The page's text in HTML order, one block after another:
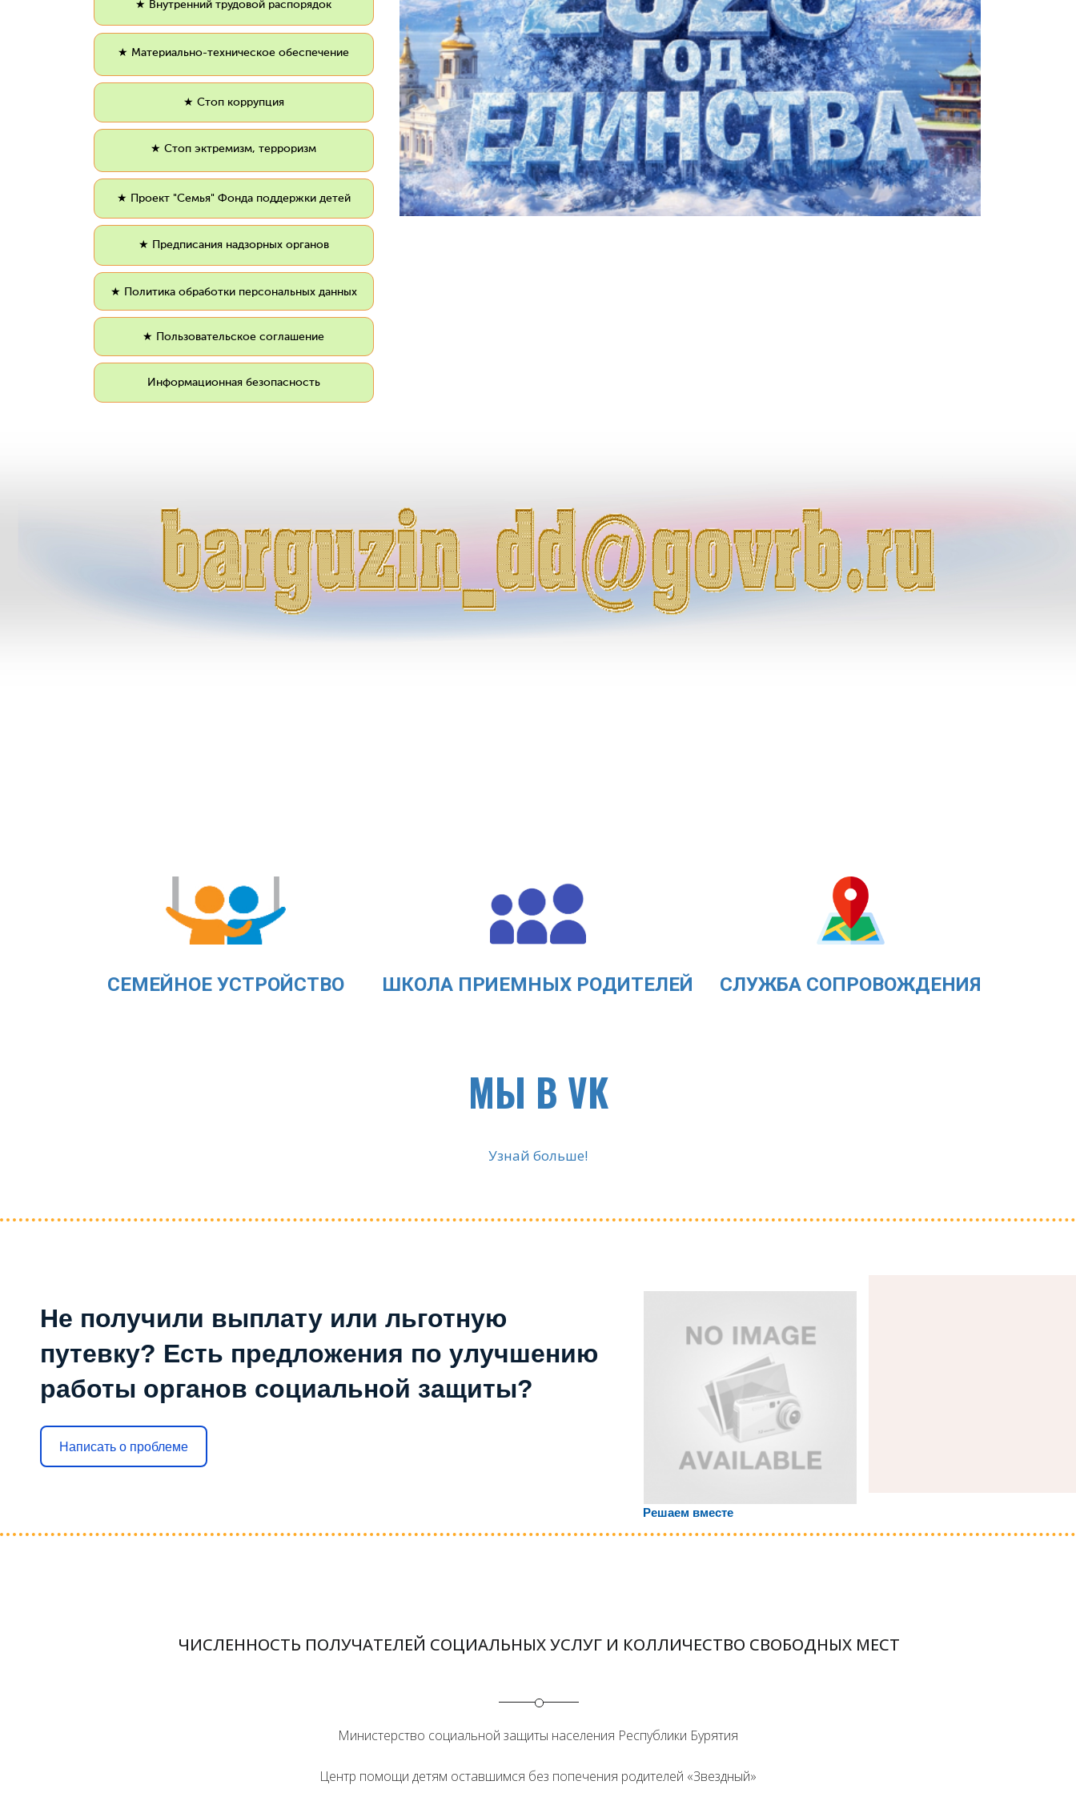
★ Внутренний трудовой распорядок
★ Материально-техническое обеспечение
★ Стоп коррупция
★ Стоп эктремизм, терроризм
★ Проект "Семья" Фонда поддержки детей
★ Предписания надзорных органов
★ Политика обработки персональных данных
★ Пользовательское соглашение
Информационная безопасность
СЕМЕЙНОЕ УСТРОЙСТВО ШКОЛА ПРИЕМНЫХ РОДИТЕЛЕЙ СЛУЖБА СОПРОВОЖДЕНИЯ
МЫ В VK
Узнай больше!
Решаем вместе
Не получили выплату или льготную
путевку? Есть предложения по улучшению
работы органов социальной защиты?
Написать о проблеме
ЧИСЛЕННОСТЬ ПОЛУЧАТЕЛЕЙ СОЦИАЛЬНЫХ УСЛУГ И КОЛЛИЧЕСТВО СВОБОДНЫХ МЕСТ
Министерство социальной защиты населения Республики Бурятия
Центр помощи детям оставшимся без попечения родителей «Звездный»